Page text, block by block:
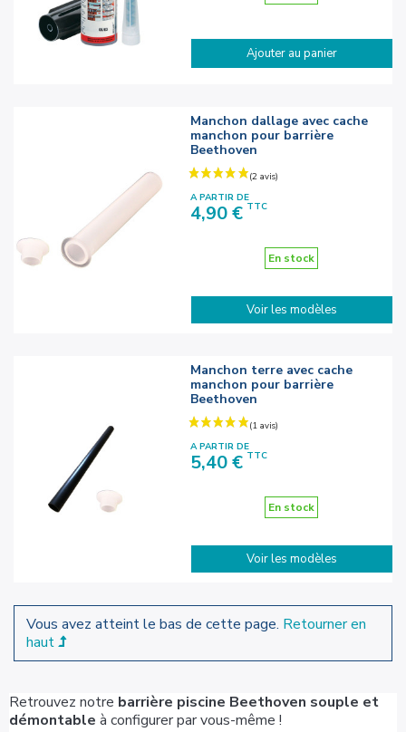
Ajouter au panier
A PARTIR DE
Prix
4,90 € TTC
Manchon dallage avec cache
manchon pour barrière
Beethoven
En stock
Voir les modèles
A PARTIR DE
Prix
5,40 € TTC
Manchon terre avec cache
manchon pour barrière
Beethoven
En stock
Voir les modèles
Vous avez atteint le bas de cette page. Retourner en
haut
Retrouvez notre barrière piscine Beethoven souple et
démontable à configurer par vous-même !